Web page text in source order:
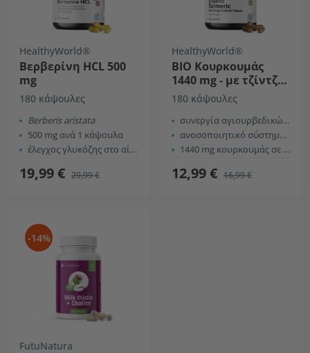
HealthyWorld®
Βερβερίνη HCL 500
mg
180 κάψουλες
Berberis aristata
500 mg ανά 1 κάψουλα
έλεγχος γλυκόζης στο αίμα
19,99 € 29,99 €
HealthyWorld®
BIO Κουρκουμάς
1440 mg - με τζίντζερ
και μαύρο πιπέρι
180 κάψουλες
συνεργία αγιουρβεδικών συστατικών
ανοσοποιητικό σύστημα, αναπνευστικό σύστημα, κυκλοφορικό σύστημα
1440 mg κουρκουμάς σε 2 κάψουλες
12,99 € 16,99 €
-14%
FutuNatura